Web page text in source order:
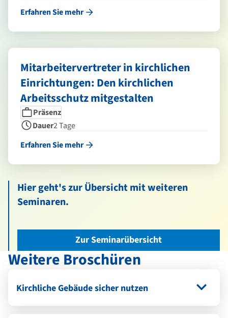
Hier geht's zur Übersicht mit weiteren
Seminaren.
Zur Seminarübersicht
Erfahren Sie mehr
Mitarbeitervertreter in kirchlichen
Einrichtungen: Den kirchlichen
Arbeitsschutz mitgestalten
Seminarform
Präsenz
Dauer
Dauer2 Tage
Erfahren Sie mehr
Weitere Broschüren
Kirchliche Gebäude sicher nutzen